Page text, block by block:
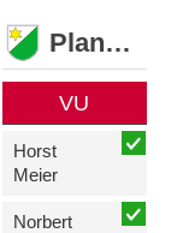
Planken
VU
Horst
Meier
Norbert